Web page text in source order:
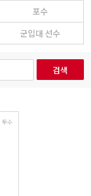
포수
군입대 선수
검색
투수